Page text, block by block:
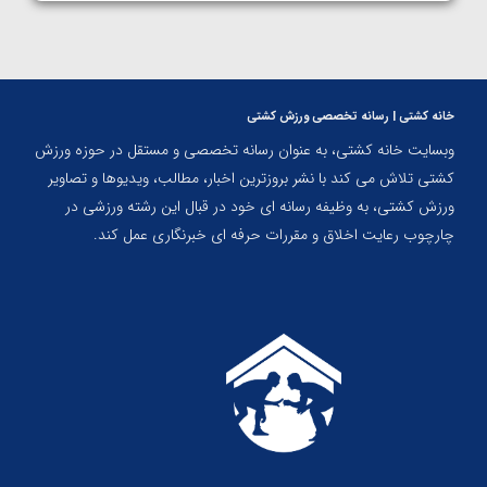
خانه کشتی | رسانه تخصصی ورزش کشتی
وبسایت خانه کشتی، به عنوان رسانه تخصصی و مستقل در حوزه ورزش
کشتی تلاش می کند با نشر بروزترین اخبار، مطالب، ویدیوها و تصاویر
ورزش کشتی، به وظیفه رسانه ای خود در قبال این رشته ورزشی در
چارچوب رعایت اخلاق و مقررات حرفه ای خبرنگاری عمل کند.